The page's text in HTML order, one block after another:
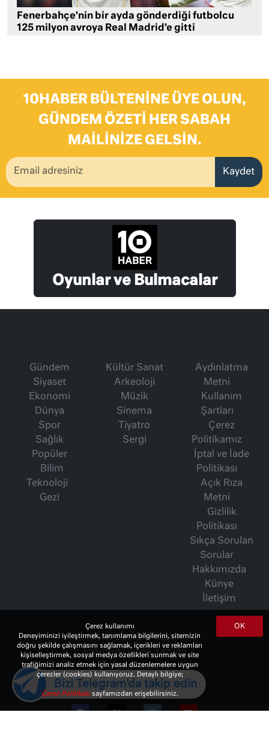
Fenerbahçe’nin bir ayda gönderdiği futbolcu
125 milyon avroya Real Madrid’e gitti
10HABER BÜLTENINE ÜYE OLUN,
GÜNDEM ÖZETI HER SABAH
MAILINIZE GELSIN.
Kaydet
Oyunlar ve Bulmacalar
Gündem
Siyaset
Ekonomi
Dünya
Spor
Sağlık
Popüler
Bilim
Teknoloji
Gezi
Kültür Sanat
Arkeoloji
Müzik
Sinema
Tiyatro
Sergi
Aydınlatma
Metni
Kullanım
Şartları
Çerez
Politikamız
İptal ve İade
Politikası
Açık Rıza
Metni
Gizlilik
Politikası
Sıkça Sorulan
Sorular
Hakkımızda
Künye
İletişim
İsmet Berkan Yazıları
Ertuğrul Özkök Yazıları
Haftalık Gazete
OK
Çerez kullanımı
Deneyiminizi iyileştirmek, tanımlama bilgilerini, sitemizin
doğru şekilde çalışmasını sağlamak, içerikleri ve reklamları
kişiselleştirmek, sosyal medya özellikleri sunmak ve site
trafiğimizi analiz etmek için yasal düzenlemelere uygun
çerezler (cookies) kullanıyoruz. Detaylı bilgiye;
Çerez Politikasısayfamızdan erişebilirsiniz.
Bizi Telegram'da takip edin